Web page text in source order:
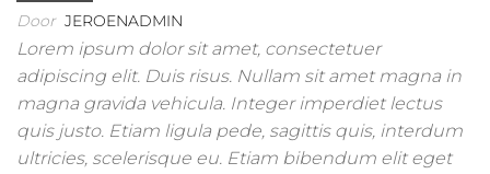
Door JEROENADMIN
Lorem ipsum dolor sit amet, consectetuer
adipiscing elit. Duis risus. Nullam sit amet magna in
magna gravida vehicula. Integer imperdiet lectus
quis justo. Etiam ligula pede, sagittis quis, interdum
ultricies, scelerisque eu. Etiam bibendum elit eget